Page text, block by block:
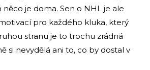
něco je doma. Sen o NHL je ale
pro každého kluka, který
stranu je to trochu zrádná
si nevydělá ani to, co by dostal v